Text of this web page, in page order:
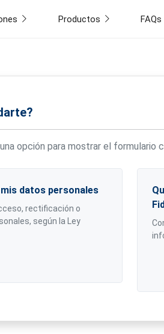
Productos FAQs
una opción para mostrar el formulario
datos personales
rectificación o
la Ley